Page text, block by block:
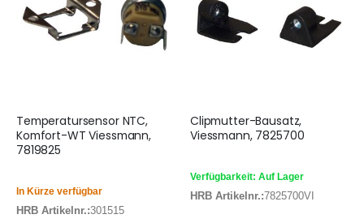
Temperatursensor NTC,
Komfort-WT Viessmann,
7819825
In Kürze verfügbar
HRB Artikelnr.:301515
Clipmutter-Bausatz,
Viessmann, 7825700
Verfügbarkeit: Auf Lager
HRB Artikelnr.:7825700VI